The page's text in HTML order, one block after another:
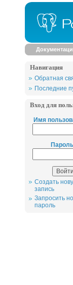
Навигация
Обратная
Последние
Вход для
Имя
Создать
запись
Запросить
пароль